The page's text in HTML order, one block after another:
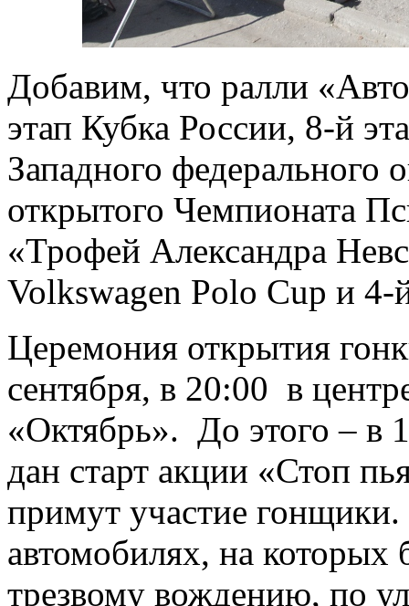
Добавим, что ралли
этап Кубка России, 8-й
Западного федерального
открытого Чемпионата
«Трофей Александра
Volkswagen Polo Cup и 4-
Церемония открытия
сентября, в 20:00 в
«Октябрь». До этого – в
дан старт акции «Стоп
примут участие
автомобилях, на которых
трезвому вождению, по